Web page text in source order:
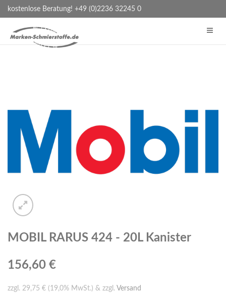
kostenlose Beratung! +49 (0)2236 32245 0
MOBIL RARUS 424 - 20L Kanister
156,60 €
zzgl. 29,75 € (19,0% MwSt.) & zzgl. Versand